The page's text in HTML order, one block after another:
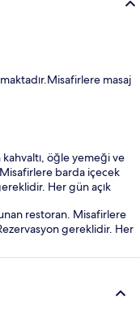
masaj
öğle yemeği ve
barda içecek
Her gün açık
restoran. Misafirlere
gereklidir. Her